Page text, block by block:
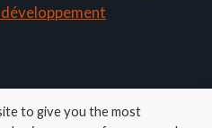
to give you the most